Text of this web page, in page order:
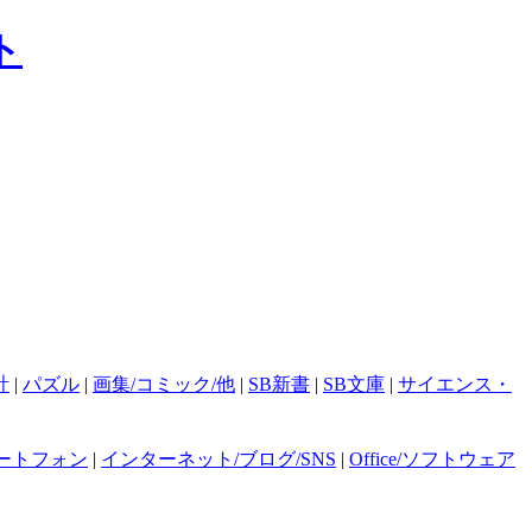
| パズル | 画集/コミック/他 | SB新書 | SB文庫 | サイエンス・
トフォン | インターネット/ブログ/SNS | Office/ソフトウェア